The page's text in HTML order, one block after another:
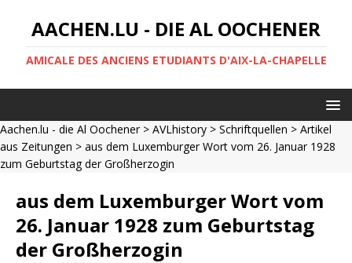
AACHEN.LU - DIE AL OOCHENER
AMICALE DES ANCIENS ETUDIANTS D'AIX-LA-CHAPELLE
Aachen.lu - die Al Oochener> AVLhistory > Schriftquellen > Artikel
aus Zeitungen > aus dem Luxemburger Wort vom 26. Januar 1928
zum Geburtstag der Großherzogin
aus dem Luxemburger Wort vom
26. Januar 1928 zum Geburtstag
der Großherzogin